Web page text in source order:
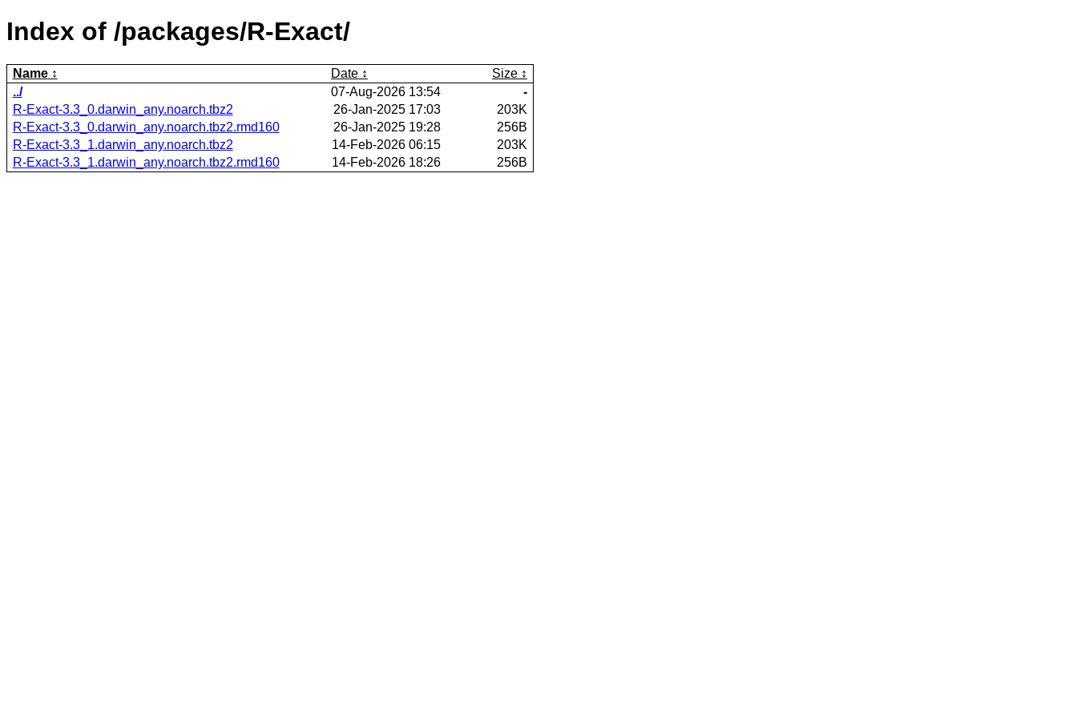
Index of /packages/R-Exact/
Name Date
Size
../
07-Aug-2026 13:54
-
R-Exact-3.3_0.darwin_any.noarch.tbz2
26-Jan-2025 17:03
203K
R-Exact-3.3_0.darwin_any.noarch.tbz2.rmd160
26-Jan-2025 19:28
256B
R-Exact-3.3_1.darwin_any.noarch.tbz2
14-Feb-2026 06:15
203K
R-Exact-3.3_1.darwin_any.noarch.tbz2.rmd160
14-Feb-2026 18:26 256B